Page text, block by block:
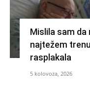
Mislila sam da
najtežem
rasplakala
5 kolovoza, 2026